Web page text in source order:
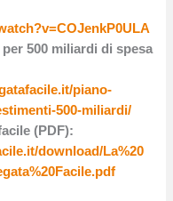
500 miliardi di spesa
piano-
500-miliardi/
(PDF):
download/La%20